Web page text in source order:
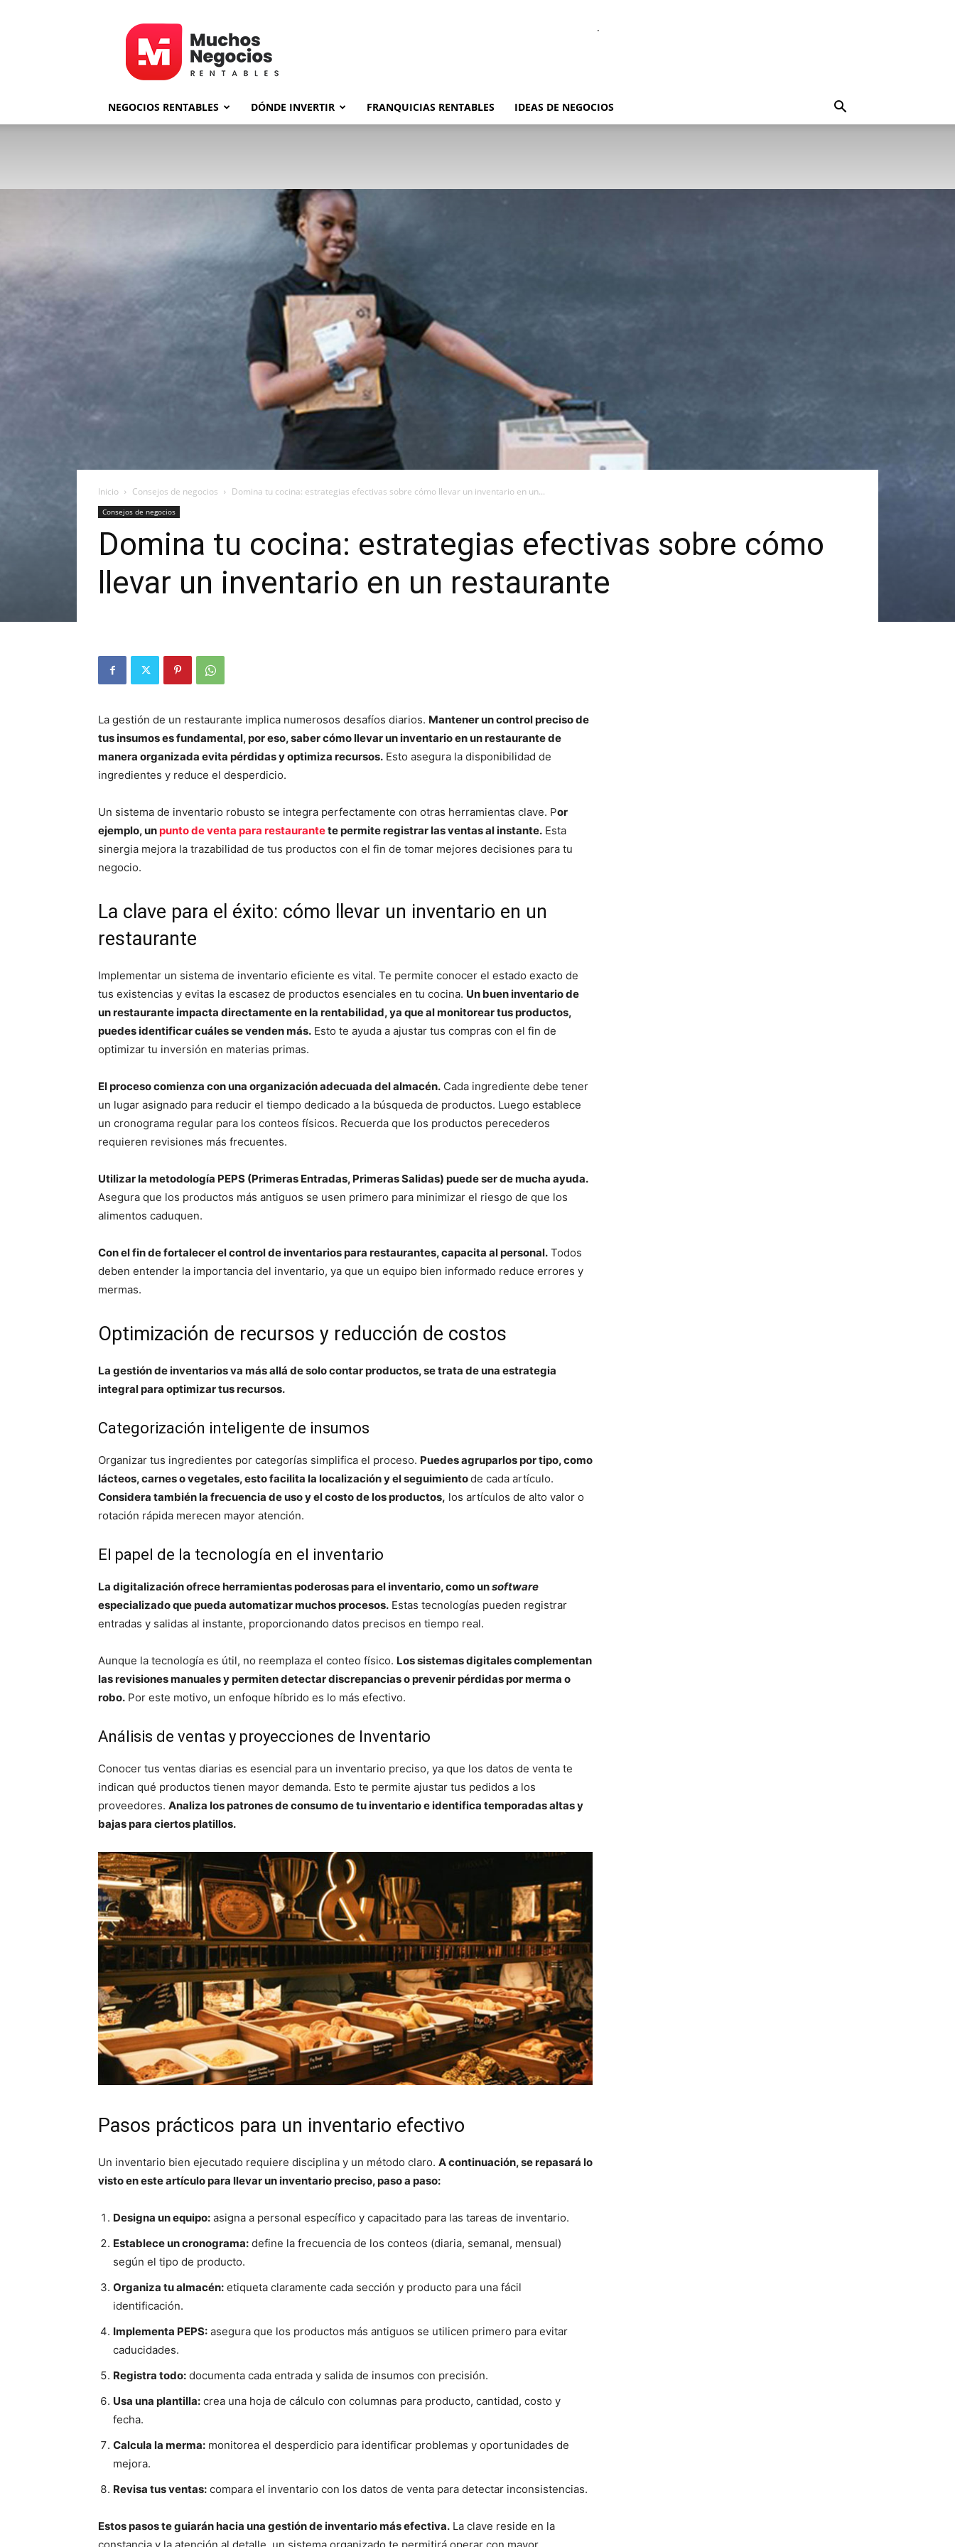
.
NEGOCIOS RENTABLES DÓNDE INVERTIR FRANQUICIAS RENTABLES IDEAS DE NEGOCIOS
Inicio Consejos de negocios Domina tu cocina: estrategias efectivas sobre cómo llevar un inventario en un...
Consejos de negocios
Domina tu cocina: estrategias efectivas sobre cómo
llevar un inventario en un restaurante
La gestión de un restaurante implica numerosos desafíos diarios. Mantener un control preciso de
tus insumos es fundamental, por eso, saber cómo llevar un inventario en un restaurante de
manera organizada evita pérdidas y optimiza recursos. Esto asegura la disponibilidad de
ingredientes y reduce el desperdicio.
Un sistema de inventario robusto se integra perfectamente con otras herramientas clave. Por
ejemplo, unpunto de venta para restaurantete permite registrar las ventas al instante. Esta
sinergia mejora la trazabilidad de tus productos con el fin de tomar mejores decisiones para tu
negocio.
La clave para el éxito: cómo llevar un inventario en un
restaurante
Implementar un sistema de inventario eficiente es vital. Te permite conocer el estado exacto de
tus existencias y evitas la escasez de productos esenciales en tu cocina. Un buen inventario de
un restaurante impacta directamente en la rentabilidad, ya que al monitorear tus productos,
puedes identificar cuáles se venden más. Esto te ayuda a ajustar tus compras con el fin de
optimizar tu inversión en materias primas.
El proceso comienza con una organización adecuada del almacén. Cada ingrediente debe tener
un lugar asignado para reducir el tiempo dedicado a la búsqueda de productos. Luego establece
un cronograma regular para los conteos físicos. Recuerda que los productos perecederos
requieren revisiones más frecuentes.
Utilizar la metodología PEPS (Primeras Entradas, Primeras Salidas) puede ser de mucha ayuda.
Asegura que los productos más antiguos se usen primero para minimizar el riesgo de que los
alimentos caduquen.
Con el fin de fortalecer el control de inventarios para restaurantes, capacita al personal. Todos
deben entender la importancia del inventario, ya que un equipo bien informado reduce errores y
mermas.
Optimización de recursos y reducción de costos
La gestión de inventarios va más allá de solo contar productos, se trata de una estrategia
integral para optimizar tus recursos.
Categorización inteligente de insumos
Organizar tus ingredientes por categorías simplifica el proceso. Puedes agruparlos por tipo, como
lácteos, carnes o vegetales, esto facilita la localización y el seguimientode cada artículo.
Considera también la frecuencia de uso y el costo de los productos, los artículos de alto valor o
rotación rápida merecen mayor atención.
El papel de la tecnología en el inventario
La digitalización ofrece herramientas poderosas para el inventario, como unsoftware
especializado que pueda automatizar muchos procesos. Estas tecnologías pueden registrar
entradas y salidas al instante, proporcionando datos precisos en tiempo real.
Aunque la tecnología es útil, no reemplaza el conteo físico. Los sistemas digitales complementan
las revisiones manuales y permiten detectar discrepancias o prevenir pérdidas por merma o
robo. Por este motivo, un enfoque híbrido es lo más efectivo.
Análisis de ventas y proyecciones de Inventario
Conocer tus ventas diarias es esencial para un inventario preciso, ya que los datos de venta te
indican qué productos tienen mayor demanda. Esto te permite ajustar tus pedidos a los
proveedores. Analiza los patrones de consumo de tu inventario e identifica temporadas altas y
bajas para ciertos platillos.
Pasos prácticos para un inventario efectivo
Un inventario bien ejecutado requiere disciplina y un método claro. A continuación, se repasará lo
visto en este artículo para llevar un inventario preciso, paso a paso:
Designa un equipo: asigna a personal específico y capacitado para las tareas de inventario.
Establece un cronograma: define la frecuencia de los conteos (diaria, semanal, mensual)
según el tipo de producto.
Organiza tu almacén: etiqueta claramente cada sección y producto para una fácil
identificación.
Implementa PEPS: asegura que los productos más antiguos se utilicen primero para evitar
caducidades.
Registra todo: documenta cada entrada y salida de insumos con precisión.
Usa una plantilla: crea una hoja de cálculo con columnas para producto, cantidad, costo y
fecha.
Calcula la merma: monitorea el desperdicio para identificar problemas y oportunidades de
mejora.
Revisa tus ventas: compara el inventario con los datos de venta para detectar inconsistencias.
Estos pasos te guiarán hacia una gestión de inventario más efectiva. La clave reside en la